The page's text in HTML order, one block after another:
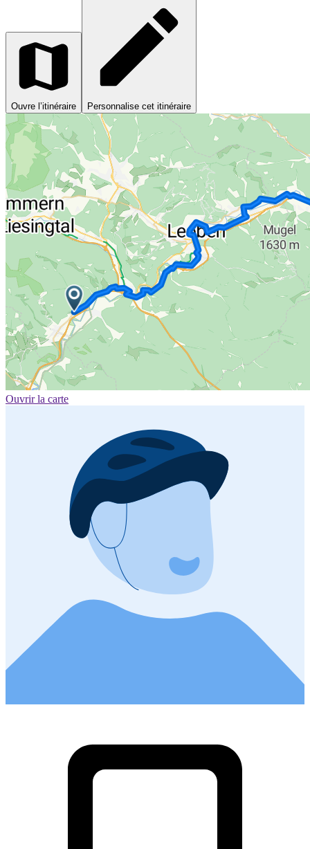
Ouvre l’itinéraire Personnalise cet itinéraire
Ouvrir la carte